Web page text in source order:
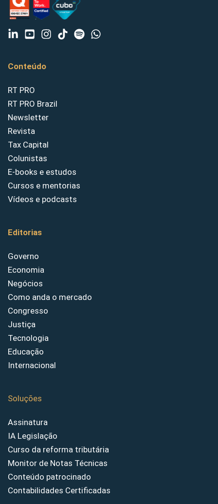
Conteúdo
RT PRO
RT PRO Brazil
Newsletter
Revista
Tax Capital
Colunistas
E-books e estudos
Cursos e mentorias
Vídeos e podcasts
Editorias
Governo
Economia
Negócios
Como anda o mercado
Congresso
Justiça
Tecnologia
Educação
Internacional
Soluções
Assinatura
IA Legislação
Curso da reforma tributária
Monitor de Notas Técnicas
Conteúdo patrocinado
Contabilidades Certificadas